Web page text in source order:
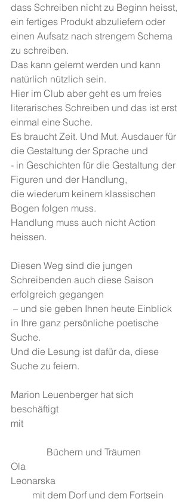
dass Schreiben nicht zu Beginn heisst,
ein fertiges Produkt abzuliefern oder
einen Aufsatz nach strengem Schema
zu schreiben.
Das kann gelernt werden und kann
natürlich nützlich sein.
Hier im Club aber geht es um freies
literarisches Schreiben und das ist erst
einmal eine Suche.
Es braucht Zeit. Und Mut. Ausdauer für
die Gestaltung der Sprache und
- in Geschichten für die Gestaltung der
Figuren und der Handlung,
die wiederum keinem klassischen
Bogen folgen muss.
Handlung muss auch nicht Action
heissen.
Diesen Weg sind die jungen
Schreibenden auch diese Saison
erfolgreich gegangen
– und sie geben Ihnen heute Einblick
in Ihre ganz persönliche poetische
Suche.
Und die Lesung ist dafür da, diese
Suche zu feiern.
Marion Leuenberger hat sich
beschäftigt
mit
Büchern und Träumen
Ola
Leonarska
mit dem Dorf und dem Fortsein